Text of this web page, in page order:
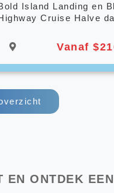
Island Landing en
Cruise Halve
Vanaf
EN ONTDEK